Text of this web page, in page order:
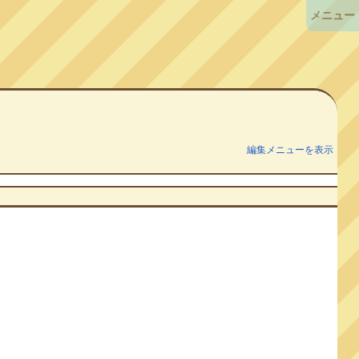
編集メニューを表示
メニュー